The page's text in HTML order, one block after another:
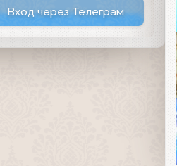
Вход через Телеграм